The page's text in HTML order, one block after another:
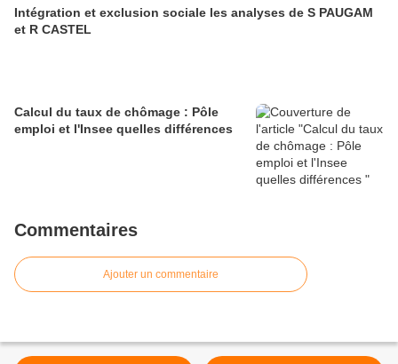
Intégration et exclusion sociale les analyses de S PAUGAM
et R CASTEL
Calcul du taux de chômage : Pôle
emploi et l'Insee quelles différences
Commentaires
Ajouter un commentaire